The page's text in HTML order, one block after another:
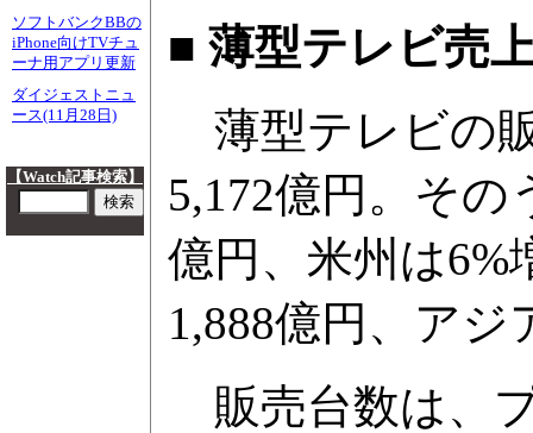
ソフトバンクBBの
iPhone向けTVチュ
ーナ用アプリ更新
ダイジェストニュ
ース(11月28日)
【Watch記事検索】
■ 薄型テレビ売
薄型テレビの
5,172億円。その
億円、米州は6%
1,888億円、アジ
販売台数は、